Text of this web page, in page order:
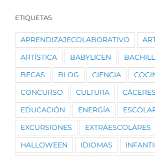
ETIQUETAS
APRENDIZAJECOLABORATIVO
ARTÍSTICA BABYLICEN
BECAS BLOG CIENCIA
CONCURSO CULTURA CÁCERES
EDUCACIÓN ENERGÍA
EXCURSIONES EXTRAESCOLARES
HALLOWEEN IDIOMAS INFANTIL